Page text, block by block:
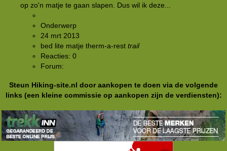
op zo'n matje te gaan slapen. Dus wil ik deze...
Onderwerp
24 mrt 2013
bed lite matje therm-a-rest trail
Reacties: 0
Forum:
Steun Hiking-site.nl door aankopen te doen via de volgende
links (een kleine commissie op aankopen zijn de verdiensten):